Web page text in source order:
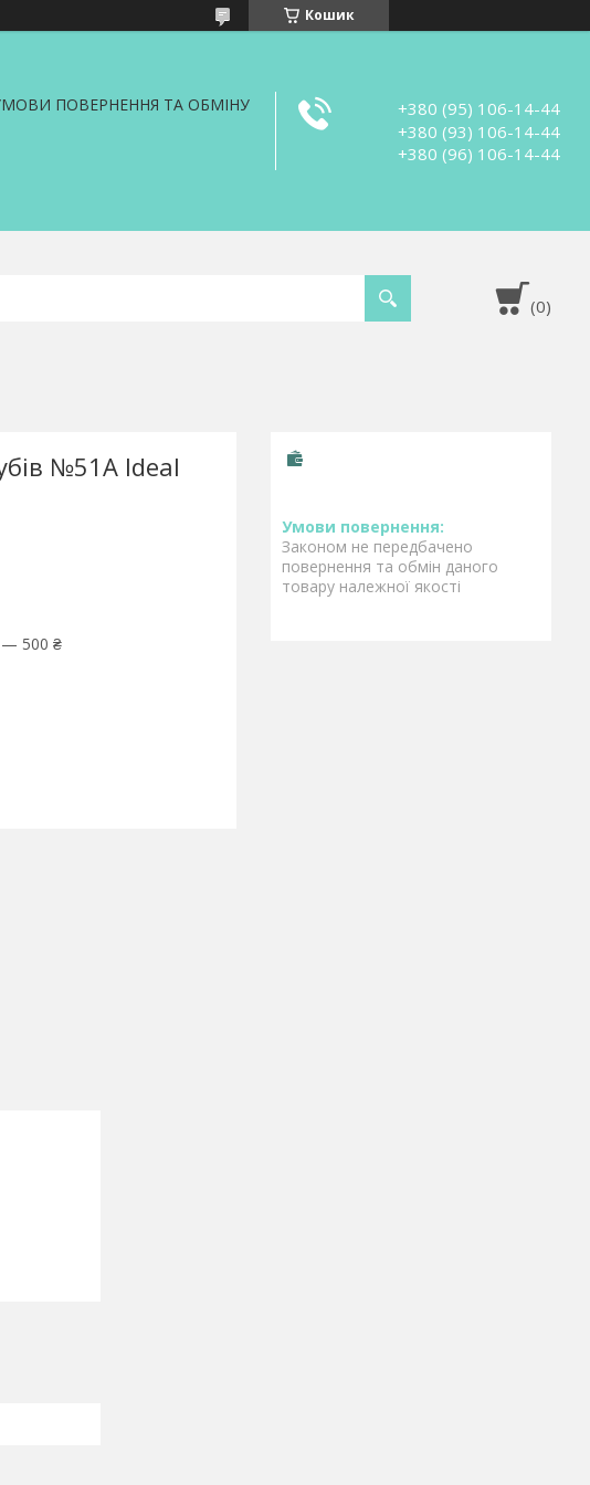
Кошик
ПОВЕРНЕННЯ ТА ОБМІНУ
+380 (95) 106-14-44
+380 (93) 106-14-44
+380 (96) 106-14-44
№51А Ideal
— 500 ₴
Законом не передбачено
повернення та обмін даного
товару належної якості